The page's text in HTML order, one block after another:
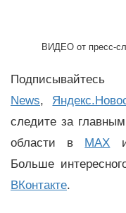
ВИДЕО от пресс-
News,
следите за
области в MAX
Больше
ВКонтакте.